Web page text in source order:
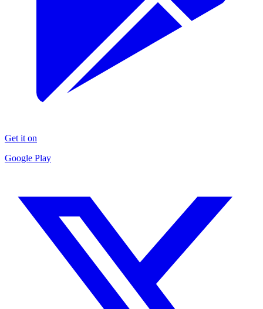
Get it on
Google Play